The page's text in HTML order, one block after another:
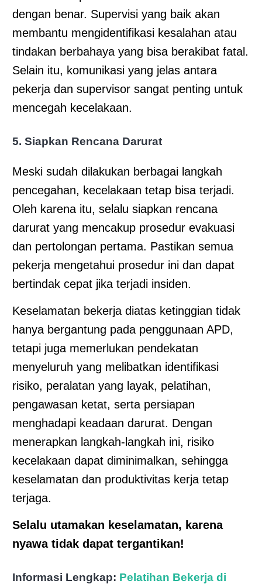
dengan benar. Supervisi yang baik akan
membantu mengidentifikasi kesalahan atau
tindakan berbahaya yang bisa berakibat fatal.
Selain itu, komunikasi yang jelas antara
pekerja dan supervisor sangat penting untuk
mencegah kecelakaan.
5. Siapkan Rencana Darurat
Meski sudah dilakukan berbagai langkah
pencegahan, kecelakaan tetap bisa terjadi.
Oleh karena itu, selalu siapkan rencana
darurat yang mencakup prosedur evakuasi
dan pertolongan pertama. Pastikan semua
pekerja mengetahui prosedur ini dan dapat
bertindak cepat jika terjadi insiden.
Keselamatan bekerja diatas ketinggian tidak
hanya bergantung pada penggunaan APD,
tetapi juga memerlukan pendekatan
menyeluruh yang melibatkan identifikasi
risiko, peralatan yang layak, pelatihan,
pengawasan ketat, serta persiapan
menghadapi keadaan darurat. Dengan
menerapkan langkah-langkah ini, risiko
kecelakaan dapat diminimalkan, sehingga
keselamatan dan produktivitas kerja tetap
terjaga.
Selalu utamakan keselamatan, karena
nyawa tidak dapat tergantikan!
Informasi Lengkap: Pelatihan Bekerja di